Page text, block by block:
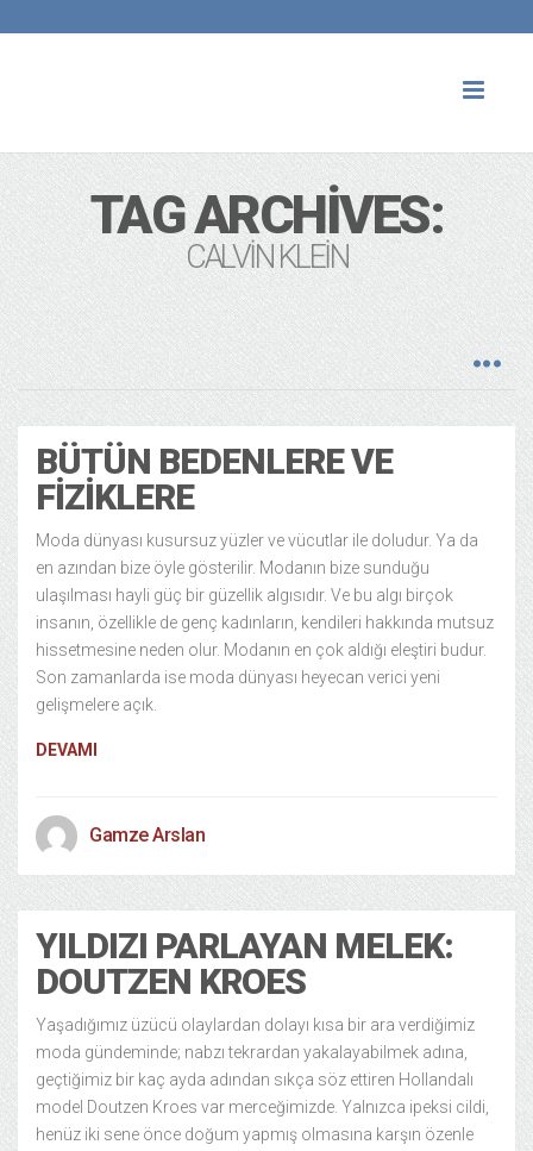
TAG ARCHIVES:
CALVIN KLEIN
BÜTÜN BEDENLERE VE
FIZIKLERE
Moda dünyası kusursuz yüzler ve vücutlar ile doludur. Ya da
en azından bize öyle gösterilir. Modanın bize sunduğu
ulaşılması hayli güç bir güzellik algısıdır. Ve bu algı birçok
insanın, özellikle de genç kadınların, kendileri hakkında mutsuz
hissetmesine neden olur. Modanın en çok aldığı eleştiri budur.
Son zamanlarda ise moda dünyası heyecan verici yeni
gelişmelere açık.
DEVAMI
Gamze Arslan
YILDIZI PARLAYAN MELEK:
DOUTZEN KROES
Yaşadığımız üzücü olaylardan dolayı kısa bir ara verdiğimiz
moda gündeminde; nabzı tekrardan yakalayabilmek adına,
geçtiğimiz bir kaç ayda adından sıkça söz ettiren Hollandalı
model Doutzen Kroes var merceğimizde. Yalnızca ipeksi cildi,
henüz iki sene önce doğum yapmış olmasına karşın özenle